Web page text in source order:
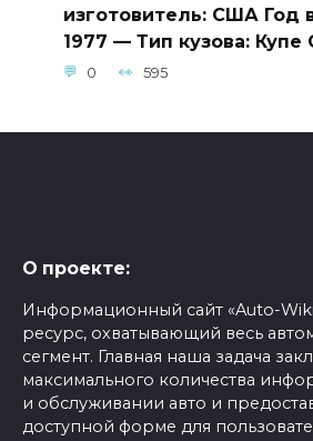
изготовитель: США Год
1977 — Тип кузова: Купе
0 595
О проекте:
Информационный сайт «Auto-
ресурс, охватывающий весь
сегмент. Главная наша задача
максимального количества
и обслуживании авто и
доступной форме для